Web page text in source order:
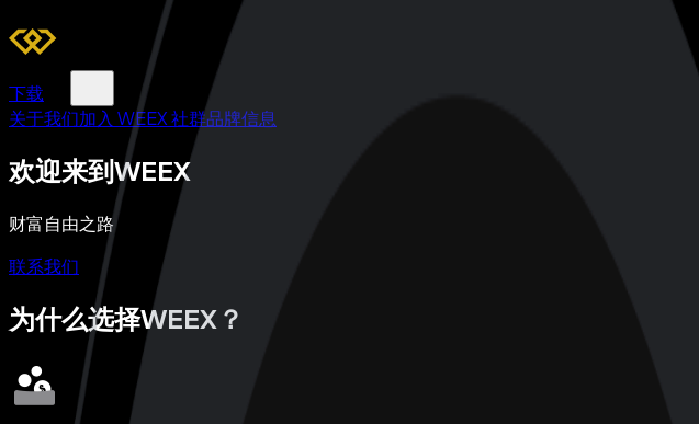
下载
关于我们加入 WEEX 社群品牌信息
欢迎来到WEEX
财富自由之路
联系我们
为什么选择WEEX？